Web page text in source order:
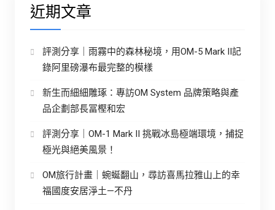
近期文章
評測分享｜雨霧中的森林秘境，用OM-5 Mark II記
錄阿里磅瀑布最完整的模樣
新生而細細雕琢：專訪OM System 品牌策略與產
品企劃部長冨樫和宏
評測分享｜OM-1 Mark II 挑戰冰島極端環境，捕捉
極光與絕美風景！
OM旅行計畫｜蜿蜒翻山，尋訪喜馬拉雅山上的幸
福國度安居淨土—不丹